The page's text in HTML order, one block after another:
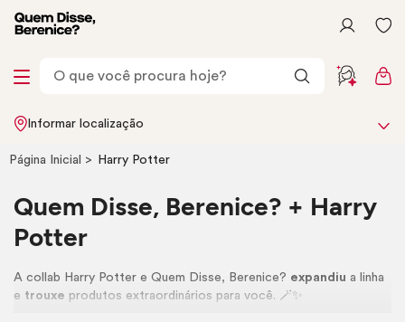
Informar localização
Página Inicial Harry Potter
Quem Disse, Berenice? + Harry
Potter
A collab Harry Potter e Quem Disse, Berenice? expandiu a linha
e trouxe produtos extraordinários para você. 🪄✨